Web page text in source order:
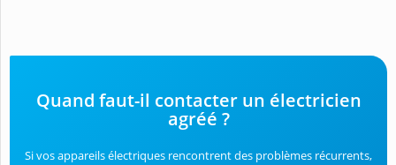
Quand faut-il contacter un électricien
agréé ?
Si vos appareils électriques rencontrent des problèmes récurrents,